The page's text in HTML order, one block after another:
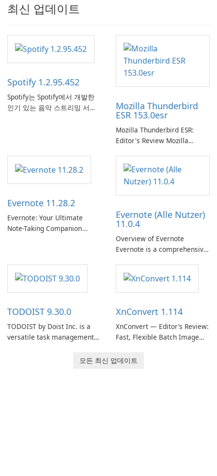
최신 업데이트
Spotify 1.2.95.452
Spotify는 Spotify에서 개발한
인기 있는 음악 스트리밍 서비
취 및 소셜 공유와 같은 기능을
통해 Spotify는 사용자가 좋아
고, 즐길 수 있는 원활한 음악
경험을 제공합니다.
Mozilla Thunderbird
ESR 153.0esr
Mozilla Thunderbird ESR:
Editor's Review Mozilla
Support Release) is the long-
term support channel of the
Thunderbird desktop email
client designed for
need predictable …
Evernote 11.28.2
Evernote: Your Ultimate
Note-Taking Companion
helps users capture ideas,
organize to-do lists, and keep
track of important
Evernote (Alle Nutzer)
11.0.4
Overview of Evernote
Evernote is a comprehensive
software designed to help
users capture, organize, and
access information across
TODOIST 9.30.0
TODOIST by Doist Inc. is a
versatile task management
XnConvert 1.114
XnConvert — Editor’s Review:
Fast, Flexible Batch Image
macOS and Linux XnConvert
모든 최신 업데이트